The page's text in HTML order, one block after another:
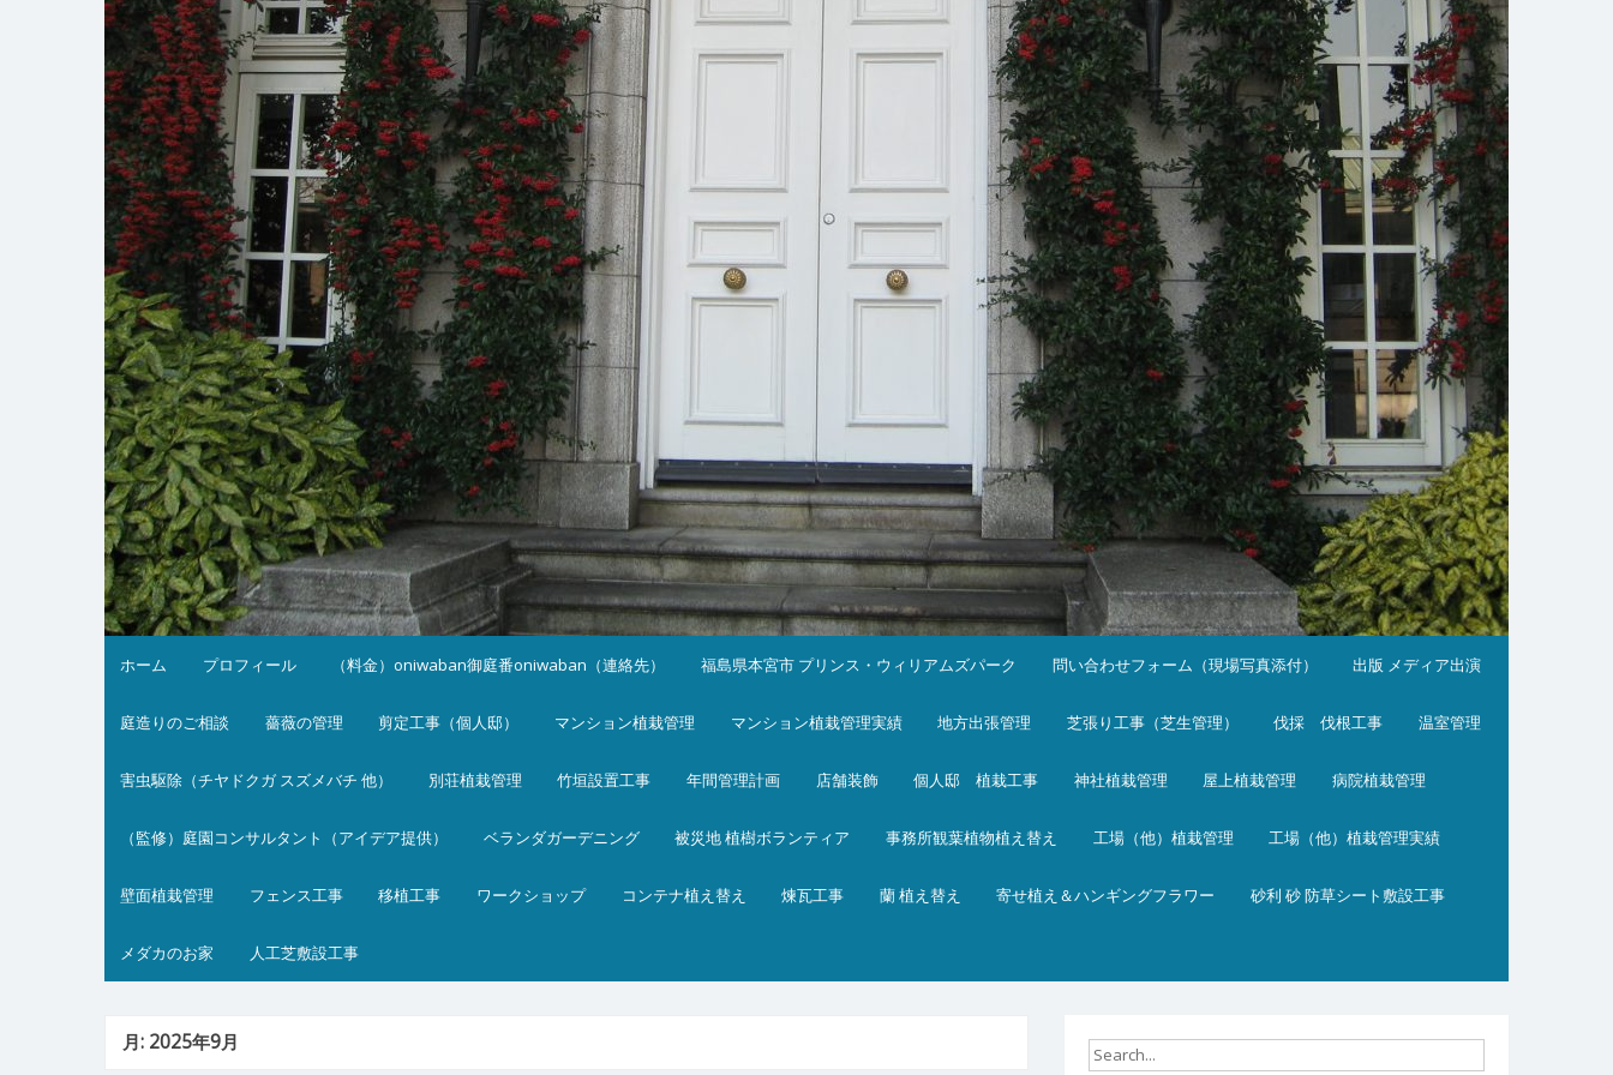
ホーム プロフィール （料金）oniwaban御庭番oniwaban（連絡先） 福島県本宮市 プリンス・ウィリアムズパーク 問い合わせフォーム（現場写真添付） 出版 メディア出演
庭造りのご相談 薔薇の管理 剪定工事（個人邸） マンション植栽管理 マンション植栽管理実績 地方出張管理 芝張り工事（芝生管理） 伐採 伐根工事 温室管理
害虫駆除（チヤドクガ スズメバチ 他） 別荘植栽管理 竹垣設置工事 年間管理計画 店舗装飾 個人邸 植栽工事 神社植栽管理 屋上植栽管理 病院植栽管理
（監修）庭園コンサルタント（アイデア提供） ベランダガーデニング 被災地 植樹ボランティア 事務所観葉植物植え替え 工場（他）植栽管理 工場（他）植栽管理実績
壁面植栽管理 フェンス工事 移植工事 ワークショップ コンテナ植え替え 煉瓦工事 蘭 植え替え 寄せ植え＆ハンギングフラワー 砂利 砂 防草シート敷設工事
メダカのお家 人工芝敷設工事
月: 2025年9月